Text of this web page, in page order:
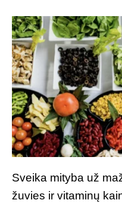
Sveika mityba už
žuvies ir vitaminų